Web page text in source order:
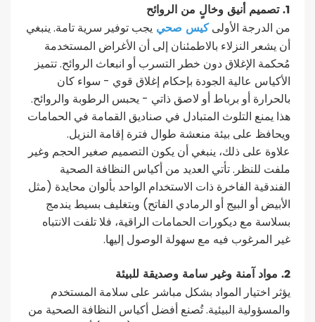
1. تصميم أنيق وخالٍ من الروائح
من الدرجة الأولىكيس صحي يجب توفير سرية تامة. ينبغي
أن يشعر النزلاء بالاطمئنان إلى أن الأغراض المستخدمة
مُحكمة الإغلاق دون خطر التسرب أو انبعاث الروائح. تتميز
الأكياس عالية الجودة بإحكام إغلاق قوي - سواء كان
بالحرارة أو برباط أو لاصق ذاتي - يحبس الرطوبة والروائح.
هذا يمنع التلوث المتبادل في صناديق القمامة في الحمامات
ويحافظ على بيئة منعشة طوال فترة إقامة النزيل.
علاوة على ذلك، ينبغي أن يكون التصميم صغير الحجم وغير
ملفت للنظر. تأتي العديد من أكياس النظافة الصحية
الفندقية الفاخرة ذات الاستخدام الواحد بألوان محايدة (مثل
الأبيض أو البيج أو الرمادي الفاتح) وبتغليف بسيط يندمج
بسلاسة مع ديكورات الحمامات الراقية، فلا تلفت الانتباه
غير المرغوب فيه مع سهولة الوصول إليها.
2. مواد آمنة وغير سامة وصديقة للبيئة
يؤثر اختيار المواد بشكل مباشر على سلامة المستخدم
والمسؤولية البيئية. تُصنع أفضل أكياس النظافة الصحية من